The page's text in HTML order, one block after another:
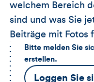
welchem Bereich
sind und was Sie
Beiträge mit Fotos
Bitte melden Sie
erstellen.
Dieser
Loggen Sie